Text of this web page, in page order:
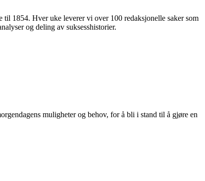
1854. Hver uke leverer vi over 100 redaksjonelle saker som
og deling av suksesshistorier.
muligheter og behov, for å bli i stand til å gjøre en